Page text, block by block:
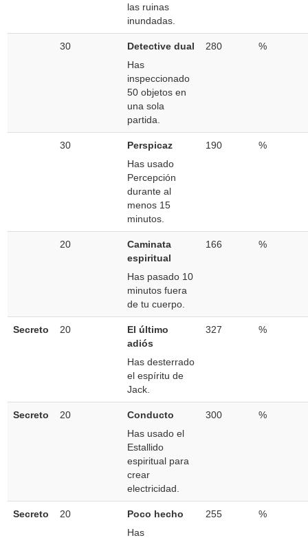
las ruinas
inundadas.
30
Detective dual
Has
inspeccionado
50 objetos en
una sola
partida.
280 %
30
Perspicaz
Has usado
Percepción
durante al
menos 15
minutos.
190 %
20
Caminata
espiritual
Has pasado 10
minutos fuera
de tu cuerpo.
166 %
Secreto 20
El último
adiós
Has desterrado
el espíritu de
Jack.
327 %
Secreto 20
Conducto
Has usado el
Estallido
espiritual para
crear
electricidad.
300 %
Secreto 20
Poco hecho
Has
255 %